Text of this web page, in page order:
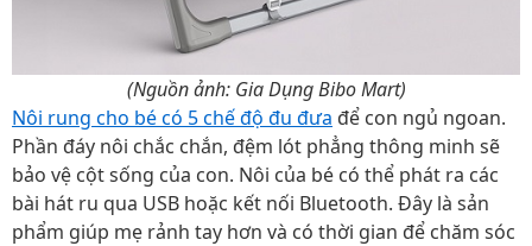
(Nguồn ảnh: Gia Dụng Bibo Mart)
Nôi rung cho bé có 5 chế độ đu đưa để con ngủ ngoan.
Phần đáy nôi chắc chắn, đệm lót phẳng thông minh sẽ
bảo vệ cột sống của con. Nôi của bé có thể phát ra các
bài hát ru qua USB hoặc kết nối Bluetooth. Đây là sản
phẩm giúp mẹ rảnh tay hơn và có thời gian để chăm sóc